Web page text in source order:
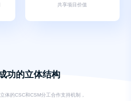
共享项目价值
功的立体结构
体的CSC和CSM分工合作支持机制，